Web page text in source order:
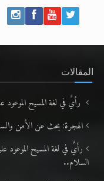
المقالات
رأيٌ في لغة المسيح الموعود
الهجرة: بحث عن الأمن
السلام..